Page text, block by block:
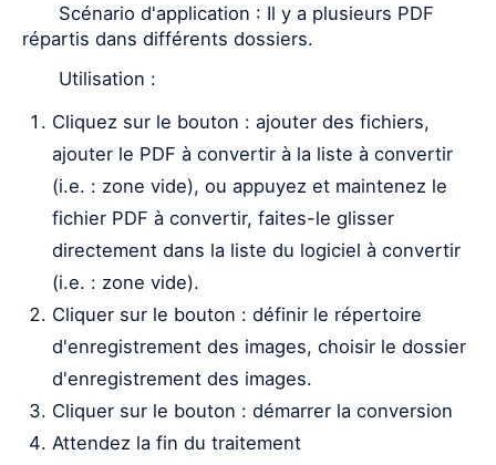
Scénario d'application : Il y a plusieurs PDF
répartis dans différents dossiers.
Utilisation :
Cliquez sur le bouton : ajouter des fichiers,
ajouter le PDF à convertir à la liste à convertir
(i.e. : zone vide), ou appuyez et maintenez le
fichier PDF à convertir, faites-le glisser
directement dans la liste du logiciel à convertir
(i.e. : zone vide).
Cliquer sur le bouton : définir le répertoire
d'enregistrement des images, choisir le dossier
d'enregistrement des images.
Cliquer sur le bouton : démarrer la conversion
Attendez la fin du traitement